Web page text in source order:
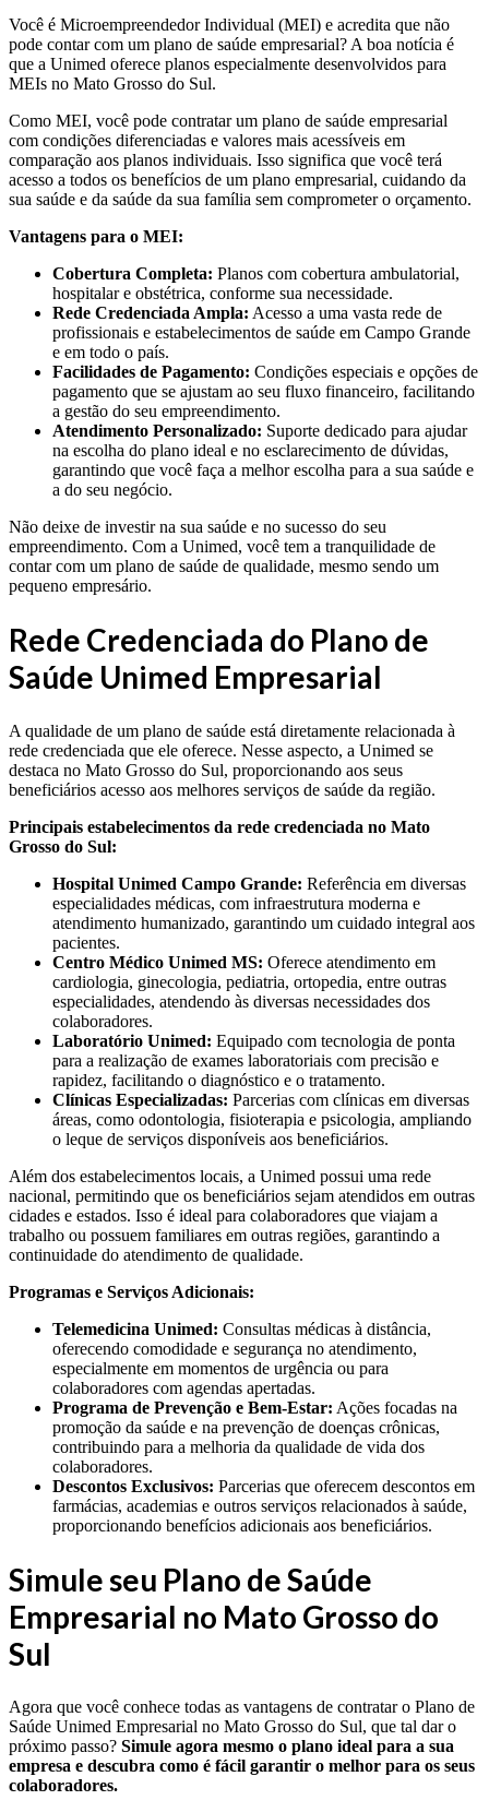
Você é Microempreendedor Individual (MEI) e acredita que não
pode contar com um plano de saúde empresarial? A boa notícia é
que a Unimed oferece planos especialmente desenvolvidos para
MEIs no Mato Grosso do Sul.
Como MEI, você pode contratar um plano de saúde empresarial
com condições diferenciadas e valores mais acessíveis em
comparação aos planos individuais. Isso significa que você terá
acesso a todos os benefícios de um plano empresarial, cuidando da
sua saúde e da saúde da sua família sem comprometer o orçamento.
Vantagens para o MEI:
Cobertura Completa: Planos com cobertura ambulatorial,
hospitalar e obstétrica, conforme sua necessidade.
Rede Credenciada Ampla: Acesso a uma vasta rede de
profissionais e estabelecimentos de saúde em Campo Grande
e em todo o país.
Facilidades de Pagamento: Condições especiais e opções de
pagamento que se ajustam ao seu fluxo financeiro, facilitando
a gestão do seu empreendimento.
Atendimento Personalizado: Suporte dedicado para ajudar
na escolha do plano ideal e no esclarecimento de dúvidas,
garantindo que você faça a melhor escolha para a sua saúde e
a do seu negócio.
Não deixe de investir na sua saúde e no sucesso do seu
empreendimento. Com a Unimed, você tem a tranquilidade de
contar com um plano de saúde de qualidade, mesmo sendo um
pequeno empresário.
Rede Credenciada do Plano de
Saúde Unimed Empresarial
A qualidade de um plano de saúde está diretamente relacionada à
rede credenciada que ele oferece. Nesse aspecto, a Unimed se
destaca no Mato Grosso do Sul, proporcionando aos seus
beneficiários acesso aos melhores serviços de saúde da região.
Principais estabelecimentos da rede credenciada no Mato
Grosso do Sul:
Hospital Unimed Campo Grande: Referência em diversas
especialidades médicas, com infraestrutura moderna e
atendimento humanizado, garantindo um cuidado integral aos
pacientes.
Centro Médico Unimed MS: Oferece atendimento em
cardiologia, ginecologia, pediatria, ortopedia, entre outras
especialidades, atendendo às diversas necessidades dos
colaboradores.
Laboratório Unimed: Equipado com tecnologia de ponta
para a realização de exames laboratoriais com precisão e
rapidez, facilitando o diagnóstico e o tratamento.
Clínicas Especializadas: Parcerias com clínicas em diversas
áreas, como odontologia, fisioterapia e psicologia, ampliando
o leque de serviços disponíveis aos beneficiários.
Além dos estabelecimentos locais, a Unimed possui uma rede
nacional, permitindo que os beneficiários sejam atendidos em outras
cidades e estados. Isso é ideal para colaboradores que viajam a
trabalho ou possuem familiares em outras regiões, garantindo a
continuidade do atendimento de qualidade.
Programas e Serviços Adicionais:
Telemedicina Unimed: Consultas médicas à distância,
oferecendo comodidade e segurança no atendimento,
especialmente em momentos de urgência ou para
colaboradores com agendas apertadas.
Programa de Prevenção e Bem-Estar: Ações focadas na
promoção da saúde e na prevenção de doenças crônicas,
contribuindo para a melhoria da qualidade de vida dos
colaboradores.
Descontos Exclusivos: Parcerias que oferecem descontos em
farmácias, academias e outros serviços relacionados à saúde,
proporcionando benefícios adicionais aos beneficiários.
Simule seu Plano de Saúde
Empresarial no Mato Grosso do
Sul
Agora que você conhece todas as vantagens de contratar o Plano de
Saúde Unimed Empresarial no Mato Grosso do Sul, que tal dar o
próximo passo? Simule agora mesmo o plano ideal para a sua
empresa e descubra como é fácil garantir o melhor para os seus
colaboradores.